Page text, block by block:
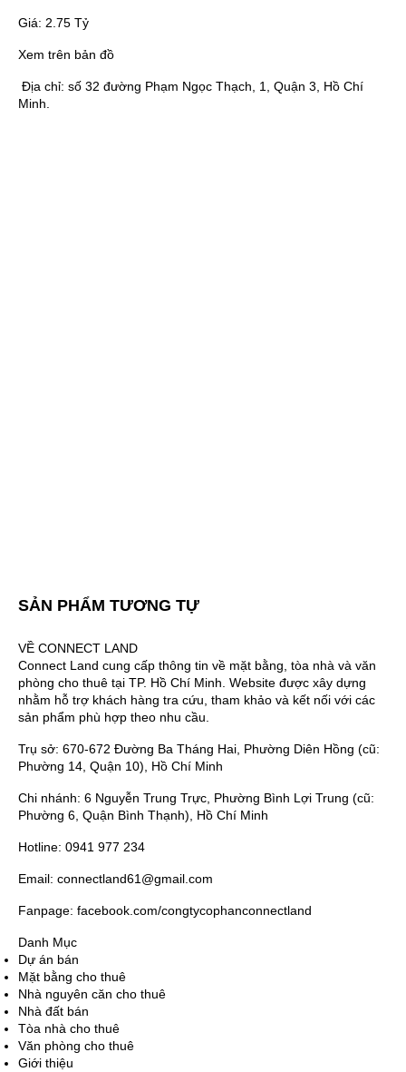
Giá: 2.75 Tỷ
Xem trên bản đồ
Địa chỉ: số 32 đường Phạm Ngọc Thạch, 1, Quận 3, Hồ Chí
Minh.
SẢN PHẨM TƯƠNG TỰ
VỀ CONNECT LAND
Connect Land cung cấp thông tin về mặt bằng, tòa nhà và văn
phòng cho thuê tại TP. Hồ Chí Minh. Website được xây dựng
nhằm hỗ trợ khách hàng tra cứu, tham khảo và kết nối với các
sản phẩm phù hợp theo nhu cầu.
Trụ sở: 670-672 Đường Ba Tháng Hai, Phường Diên Hồng (cũ:
Phường 14, Quận 10), Hồ Chí Minh
Chi nhánh: 6 Nguyễn Trung Trực, Phường Bình Lợi Trung (cũ:
Phường 6, Quận Bình Thạnh), Hồ Chí Minh
Hotline: 0941 977 234
Email: connectland61@gmail.com
Fanpage: facebook.com/congtycophanconnectland
Danh Mục
Dự án bán
Mặt bằng cho thuê
Nhà nguyên căn cho thuê
Nhà đất bán
Tòa nhà cho thuê
Văn phòng cho thuê
Giới thiệu